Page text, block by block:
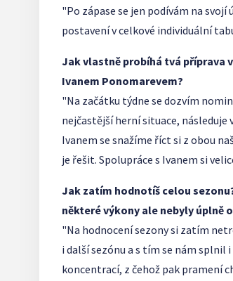
"Po zápase se jen podívám na
postavení v celkové individuální
Jak vlastně probíhá tvá příprava
Ivanem Ponomarevem?
"Na začátku týdne se dozvím
nejčastější herní situace, následuje
Ivanem se snažíme říct si z obou
je řešit. Spolupráce s Ivanem si
Jak zatím hodnotíš celou
některé výkony ale nebyly úplně
"Na hodnocení sezony si zatím
i další sezónu a s tím se nám splnil
koncentrací, z čehož pak pramení